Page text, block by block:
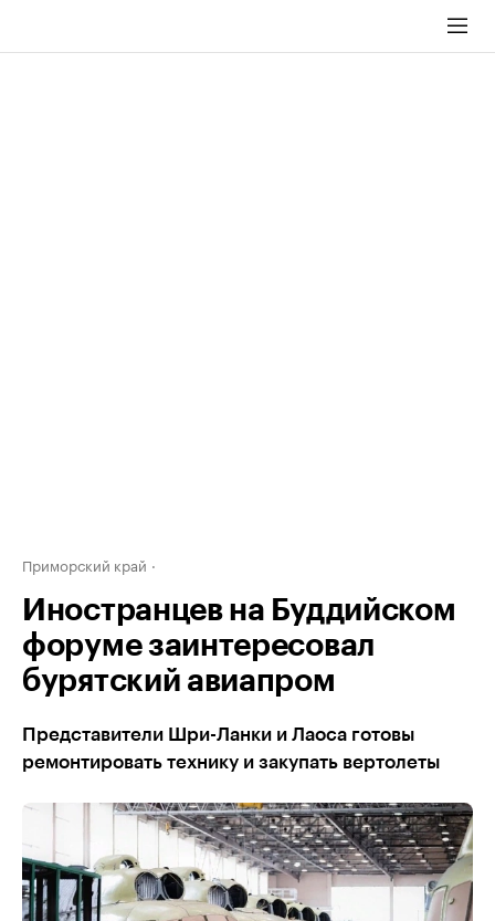
Приморский край
Иностранцев на Буддийском
форуме заинтересовал
бурятский авиапром
Представители Шри-Ланки и Лаоса готовы
ремонтировать технику и закупать вертолеты